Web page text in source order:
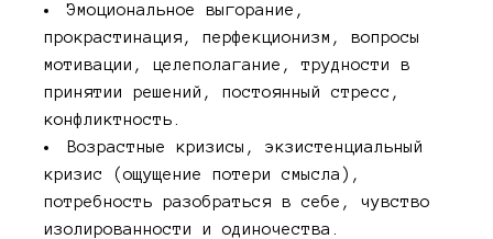
Эмоциональное выгорание,
прокрастинация, перфекционизм, вопросы
мотивации, целеполагание, трудности в
принятии решений, постоянный стресс,
конфликтность.
Возрастные кризисы, экзистенциальный
кризис (ощущение потери смысла),
потребность разобраться в себе, чувство
изолированности и одиночества.